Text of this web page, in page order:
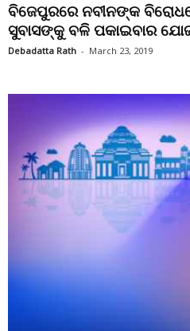
ବିଜେପୁରରେ ନବୀନଙ୍କ
ସୁବାସଙ୍କୁ ବଳି ପକାଇବାର
Debadatta Rath - March 23, 2019